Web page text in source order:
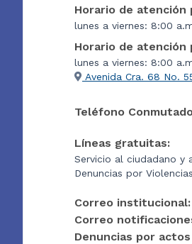
Horario de atención
lunes a viernes: 8:00
Horario de atención
lunes a viernes: 8:00
Avenida Cra. 68 No.
Teléfono
Líneas gratuitas:
Servicio al ciudadano y
Denuncias por
Correo institucional:
Correo
Denuncias por